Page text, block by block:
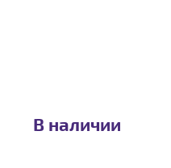
В наличии